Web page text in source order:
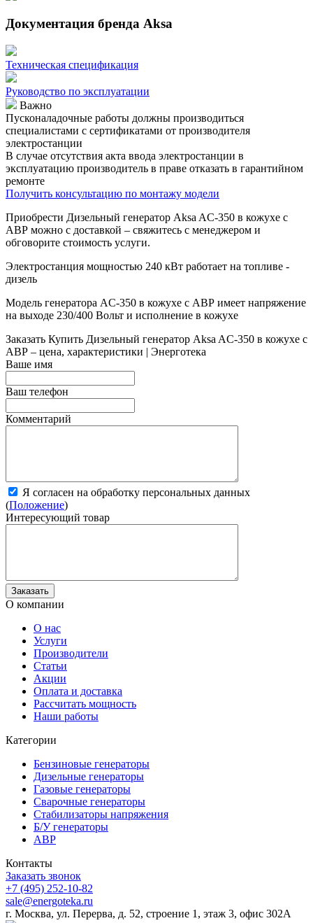
Документация бренда Aksa
Техническая спецификация
Руководство по эксплуатации
Важно
Пусконаладочные работы должны производиться
специалистами с сертификатами от производителя
электростанции
В случае отсутствия акта ввода электростанции в
эксплуатацию производитель в праве отказать в гарантийном
ремонте
Получить консультацию по монтажу модели
Приобрести Дизельный генератор Aksa AC-350 в кожухе с
АВР можно с доставкой – свяжитесь с менеджером и
обговорите стоимость услуги.
Электростанция мощностью 240 кВт работает на топливе -
дизель
Модель генератора AC-350 в кожухе с АВР имеет напряжение
на выходе 230/400 Вольт и исполнение в кожухе
Заказать Купить Дизельный генератор Aksa AC-350 в кожухе с
АВР – цена, характеристики | Энерготека
Ваше имя
Ваш телефон
Комментарий
Я согласен на обработку персональных данных
(Положение)
Интересующий товар
О компании
О нас
Услуги
Производители
Статьи
Акции
Оплата и доставка
Рассчитать мощность
Наши работы
Категории
Бензиновые генераторы
Дизельные генераторы
Газовые генераторы
Сварочные генераторы
Стабилизаторы напряжения
Б/У генераторы
АВР
Контакты
Заказать звонок
+7 (495) 252-10-82
sale@energoteka.ru
г. Москва, ул. Перерва, д. 52, строение 1, этаж 3, офис 302А